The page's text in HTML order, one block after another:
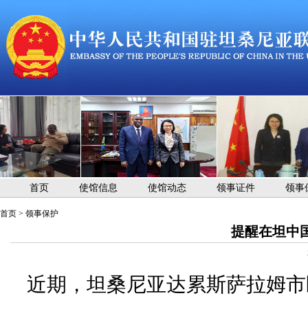
首页 使馆信息 使馆动态 领事证件 领事
首页 > 领事保护
提醒在坦中
近期，坦桑尼亚达累斯萨拉姆